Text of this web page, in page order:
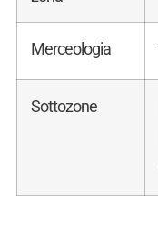
Merceologia
Sottozone